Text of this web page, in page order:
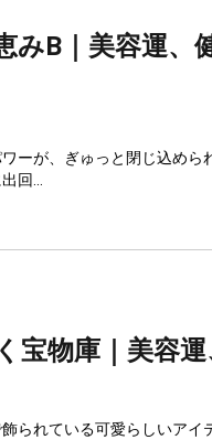
みB｜美容運、
ーが、ぎゅっと閉じ込め
回...
宝物庫｜美容
られている可愛らしいア